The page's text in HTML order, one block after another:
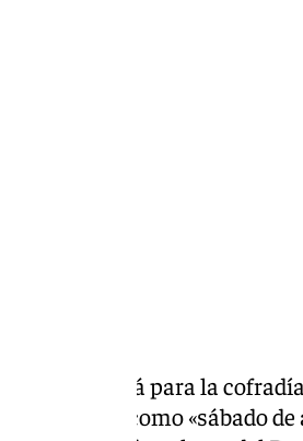
empezará para la
conocido ya como «sábado